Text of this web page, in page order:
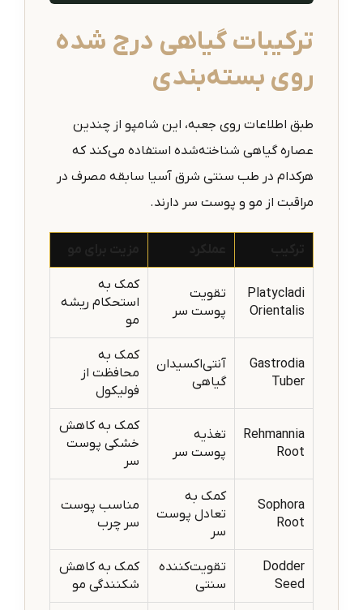
ترکیبات گیاهی درج شده
روی بسته‌بندی
طبق اطلاعات روی جعبه، این شامپو از چندین
عصاره گیاهی شناخته‌شده استفاده می‌کند که
هرکدام در طب سنتی شرق آسیا سابقه مصرف در
مراقبت از مو و پوست سر دارند.
Platycladi
Orientalis
تقویت
پوست سر
کمک به
استحکام ریشه
مو
Gastrodia
Tuber
آنتی‌اکسیدان
گیاهی
کمک به
محافظت از
فولیکول
Rehmannia
Root
تغذیه
پوست سر
کمک به کاهش
خشکی پوست
سر
Sophora
Root
کمک به
تعادل پوست
سر
مناسب پوست
سر چرب
Dodder
Seed
تقویت‌کننده
سنتی
کمک به کاهش
شکنندگی مو